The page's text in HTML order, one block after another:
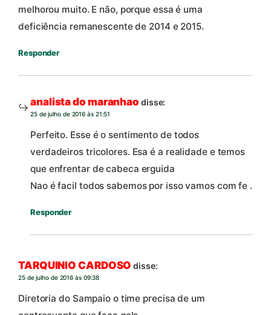
melhorou muito. E não, porque essa é uma
deficiência remanescente de 2014 e 2015.
Responder
analista do maranhao disse:
25 de julho de 2016 às 21:51
Perfeito. Esse é o sentimento de todos
verdadeiros tricolores. Esa é a realidade e temos
que enfrentar de cabeca erguida
Nao é facil todos sabemos por isso vamos com fe .
Responder
TARQUINIO CARDOSO disse:
25 de julho de 2016 às 09:38
Diretoria do Sampaio o time precisa de um